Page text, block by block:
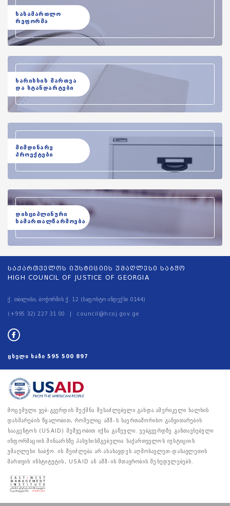
სასამართლო
რეფორმა
ხარისხის მართვა
და სტანდარტები
მიმდინარე
პროექტები
დისციპლინური
სამართალწარმოება
საქართველოს იუსტიციის უმაღლესი საბჭო
HIGH COUNCIL OF JUSTICE OF GEORGIA
ქ. თბილისი, ბოჭორმის ქ. 12 (საფოსტო ინდექსი 0144)
(+995 32) 227 31 00 council@hcoj.gov.ge
ცხელი ხაზი 595 500 897
მოცემული ვებ-გვერდის შექმნა შესაძლებელი გახდა ამერიკელი ხალხის
დახმარების წყალობით, რომელიც აშშ-ს საერთაშორისო განვითარების
სააგენტოს (USAID) მეშვეობით იქნა გაწეული. ვებგვერდზე განთავსებული
ინფორმაციის შინაარსზე პასუხისმგებელია საქართველოს იუსტიციის
უმაღლესი საბჭო. ის შეიძლება არ ასახავდეს აღმოსავლეთ-დასავლეთის
მართვის ინსტიტუტის, USAID ან აშშ-ის მთავრობის შეხედულებებს.